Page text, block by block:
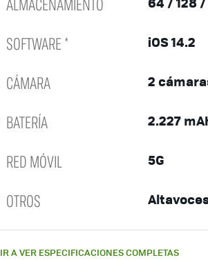
SOFTWARE * iOS 14.2
CÁMARA 2
BATERÍA 2.227
RED MÓVIL 5G
OTROS
IR A VER ESPECIFICACIONES COMPLETAS